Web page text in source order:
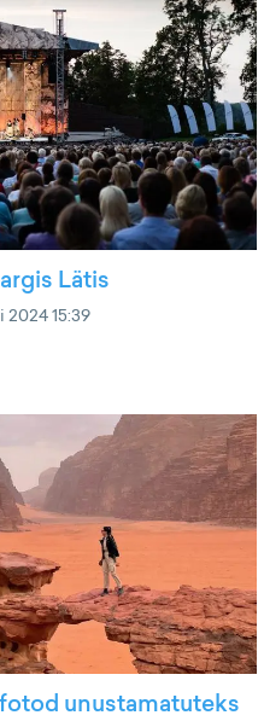
Lätis
2024 15:39
unustamatuteks